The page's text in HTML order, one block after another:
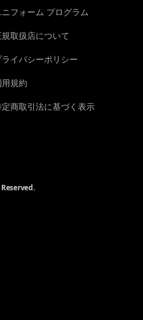
フォーム プログラム
規取扱店について
ライバシーポリシー
規約
商取引法に基づく表示